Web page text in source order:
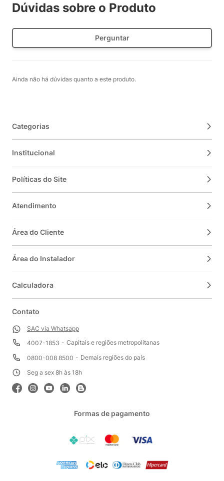
Dúvidas sobre o Produto
Perguntar
Ainda não há dúvidas quanto a este produto.
Categorias
Institucional
Políticas do Site
Atendimento
Área do Cliente
Área do Instalador
Calculadora
Contato
SAC via Whatsapp
4007-1853
Capitais e regiões metropolitanas
0800-008 8500
Demais regiões do país
Seg a sex 8h às 18h
Formas de pagamento